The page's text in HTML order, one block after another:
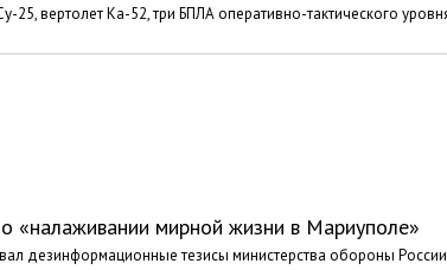
вертолет Ка-52, три БПЛА оперативно-тактического
«налаживании мирной жизни в Мариуполе»
дезинформационные тезисы министерства обороны России